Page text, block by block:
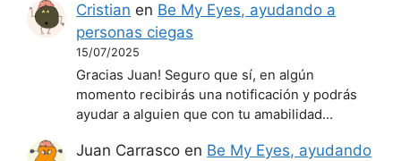
Cristian en Be My Eyes, ayudando a
personas ciegas
15/07/2025
Gracias Juan! Seguro que sí, en algún
momento recibirás una notificación y podrás
ayudar a alguien que con tu amabilidad…
Juan Carrasco en Be My Eyes, ayudando